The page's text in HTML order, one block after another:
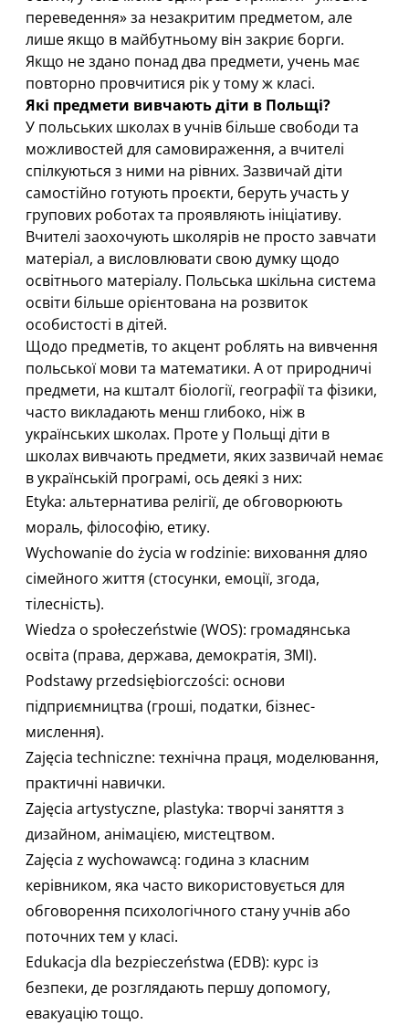
переведення» за незакритим предметом, але
лише якщо в майбутньому він закриє борги.
Якщо не здано понад два предмети, учень має
повторно провчитися рік у тому ж класі.
Які предмети вивчають діти в Польщі?
У польських школах в учнів більше свободи та
можливостей для самовираження, а вчителі
спілкуються з ними на рівних. Зазвичай діти
самостійно готують проєкти, беруть участь у
групових роботах та проявляють ініціативу.
Вчителі заохочують школярів не просто завчати
матеріал, а висловлювати свою думку щодо
освітнього матеріалу. Польська шкільна система
освіти більше орієнтована на розвиток
особистості в дітей.
Щодо предметів, то акцент роблять на вивчення
польської мови та математики. А от природничі
предмети, на кшталт біології, географії та фізики,
часто викладають менш глибоко, ніж в
українських школах. Проте у Польщі діти в
школах вивчають предмети, яких зазвичай немає
в українській програмі, ось деякі з них:
Etyka: альтернатива релігії, де обговорюють
мораль, філософію, етику.
Wychowanie do życia w rodzinie: виховання дляо
сімейного життя (стосунки, емоції, згода,
тілесність).
Wiedza o społeczeństwie (WOS): громадянська
освіта (права, держава, демократія, ЗМІ).
Podstawy przedsiębiorczości: основи
підприємництва (гроші, податки, бізнес-
мислення).
Zajęcia techniczne: технічна праця, моделювання,
практичні навички.
Zajęcia artystyczne, plastyka: творчі заняття з
дизайном, анімацією, мистецтвом.
Zajęcia z wychowawcą: година з класним
керівником, яка часто використовується для
обговорення психологічного стану учнів або
поточних тем у класі.
Edukacja dla bezpieczeństwa (EDB): курс із
безпеки, де розглядають першу допомогу,
евакуацію тощо.